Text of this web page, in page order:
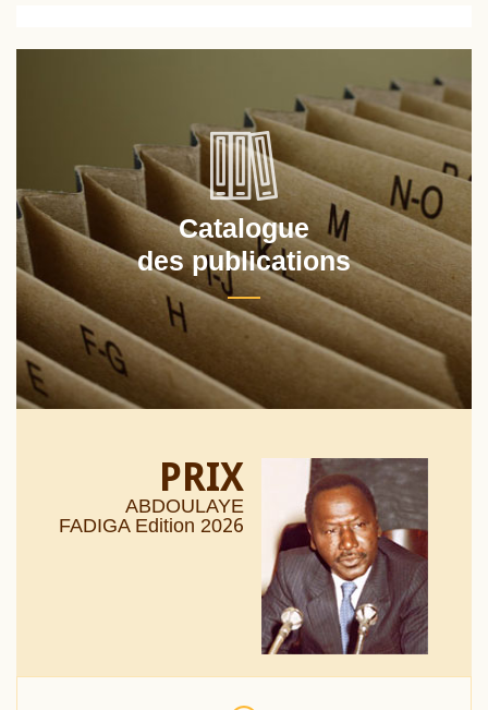
Catalogue
des publications
PRIX
ABDOULAYE
FADIGA Edition 2026